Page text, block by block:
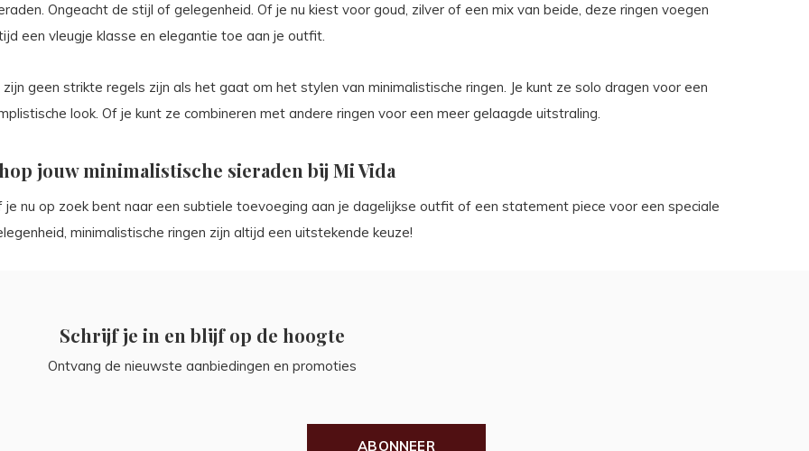
Ongeacht de stijl of gelegenheid. Of je nu kiest voor goud, zilver of een mix van beide, deze ringen voegen
een vleugje klasse en elegantie toe aan je outfit.
zijn geen strikte regels zijn als het gaat om het stylen van minimalistische ringen. Je kunt ze solo dragen voor een
look. Of je kunt ze combineren met andere ringen voor een meer gelaagde uitstraling.
jouw minimalistische sieraden bij Mi Vida
je nu op zoek bent naar een subtiele toevoeging aan je dagelijkse outfit of een statement piece voor een speciale
minimalistische ringen zijn altijd een uitstekende keuze!
Schrijf je in en blijf op de hoogte
Ontvang de nieuwste aanbiedingen en promoties
ABONNEER